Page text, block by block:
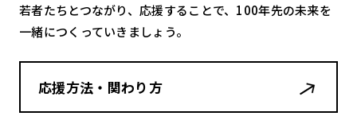
若者たちとつながり、応援することで、100年先の未来を
一緒につくっていきましょう。
応援方法・関わり方